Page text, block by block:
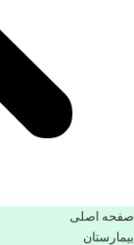
صفحه اصلی
بيمارستان